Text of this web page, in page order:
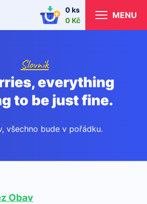
0 ks
0 Kč
MENU
Slovník
everything
to be just fine.
všechno bude v pořádku.
Obav